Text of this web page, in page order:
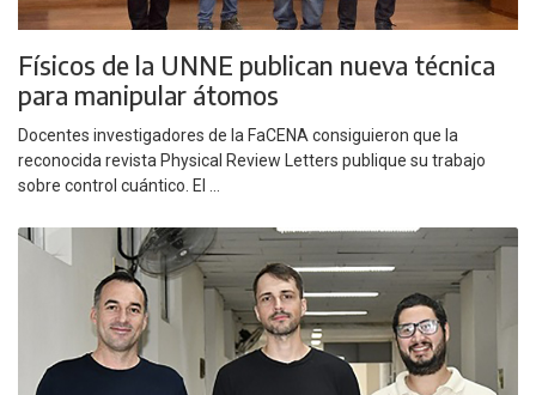
Físicos de la UNNE publican nueva técnica
para manipular átomos
Docentes investigadores de la FaCENA consiguieron que la
reconocida revista Physical Review Letters publique su trabajo
sobre control cuántico. El ...